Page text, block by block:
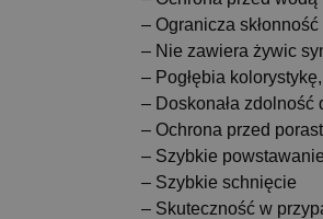
– Ogranicza
– Nie zawiera żywic
– Pogłębia
– Doskonała zdolność
– Ochrona przed
– Szybkie
– Szybkie schnięcie
– Skuteczność w